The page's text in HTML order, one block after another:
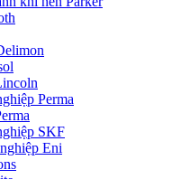
Perma
SKF
Eni